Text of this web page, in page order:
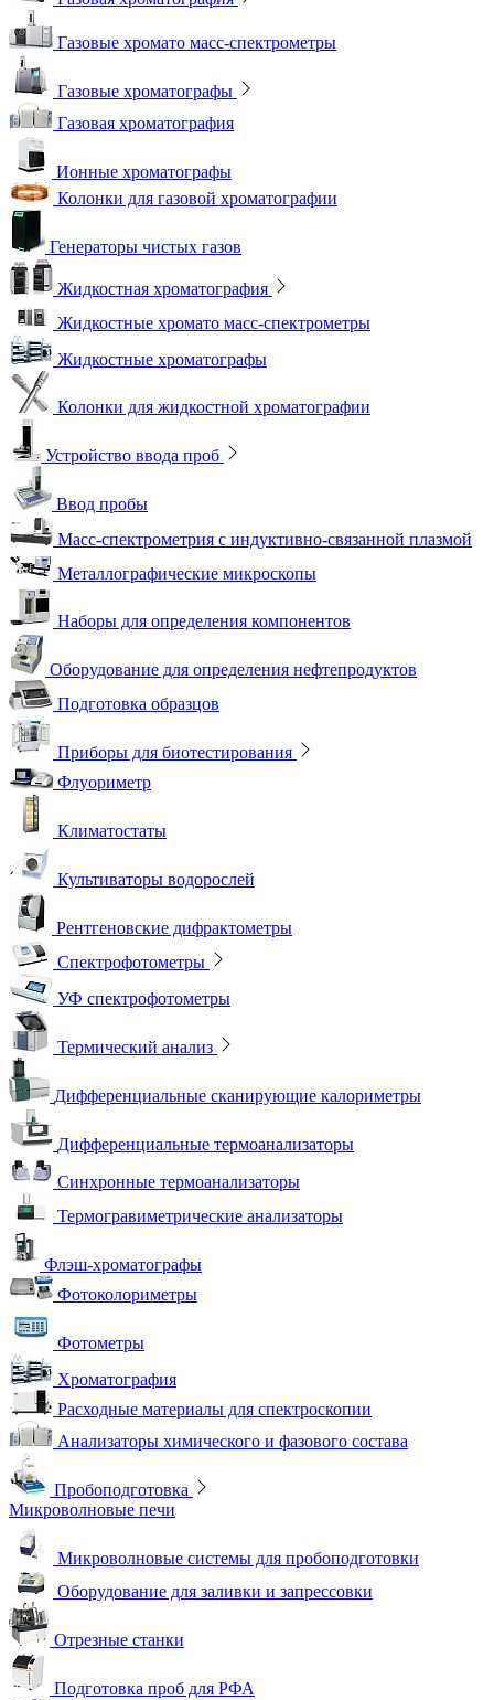
Газовые хромато масс-спектрометры
Газовые хроматографы
Газовая хроматография
Ионные хроматографы
Колонки для газовой хроматографии
Генераторы чистых газов
Жидкостная хроматография
Жидкостные хромато масс-спектрометры
Жидкостные хроматографы
Колонки для жидкостной хроматографии
Устройство ввода проб
Ввод пробы
Масс-спектрометрия с индуктивно-связанной плазмой
Металлографические микроскопы
Наборы для определения компонентов
Оборудование для определения нефтепродуктов
Подготовка образцов
Приборы для биотестирования
Флуориметр
Климатостаты
Культиваторы водорослей
Рентгеновские дифрактометры
Спектрофотометры
УФ спектрофотометры
Термический анализ
Дифференциальные сканирующие калориметры
Дифференциальные термоанализаторы
Синхронные термоанализаторы
Термогравиметрические анализаторы
Флэш-хроматографы
Фотоколориметры
Фотометры
Хроматография
Расходные материалы для спектроскопии
Анализаторы химического и фазового состава
Пробоподготовка
Микроволновые печи
Микроволновые системы для пробоподготовки
Оборудование для заливки и запрессовки
Отрезные станки
Подготовка проб для РФА